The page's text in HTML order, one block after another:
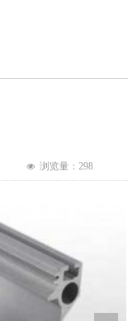
넶 浏览量： 298